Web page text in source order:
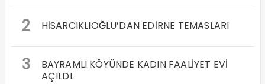
2 HİSARCIKLIOĞLU’DAN EDİRNE TEMASLARI
3
BAYRAMLI KÖYÜNDE KADIN FAALİYET EVİ
AÇILDI.